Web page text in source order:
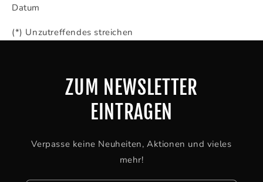
Datum
(*) Unzutreffendes streichen
ZUM NEWSLETTER
EINTRAGEN
Verpasse keine Neuheiten, Aktionen und vieles
mehr!